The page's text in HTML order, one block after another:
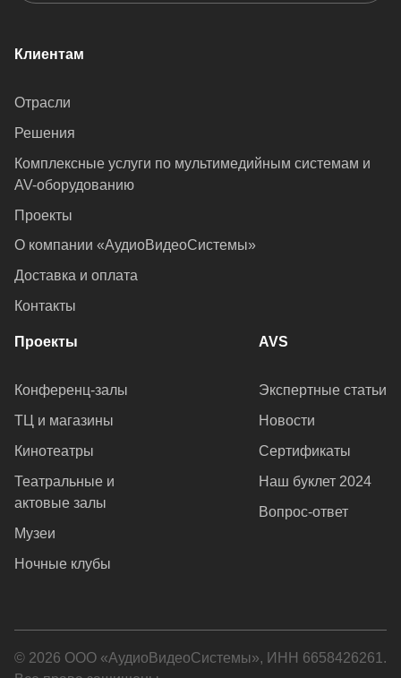
Клиентам
Отрасли
Решения
Комплексные услуги по мультимедийным системам и
AV-оборудованию
Проекты
О компании «АудиоВидеоСистемы»
Доставка и оплата
Контакты
Проекты
Конференц-залы
ТЦ и магазины
Кинотеатры
Театральные и
актовые залы
Музеи
Ночные клубы
AVS
Экспертные статьи
Новости
Сертификаты
Наш буклет 2024
Вопрос-ответ
© 2026 ООО «АудиоВидеоСистемы», ИНН 6658426261.